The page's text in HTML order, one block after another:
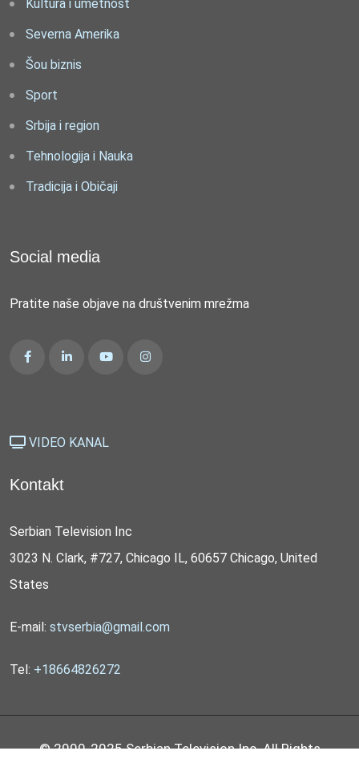
Kultura i umetnost
Severna Amerika
Šou biznis
Sport
Srbija i region
Tehnologija i Nauka
Tradicija i Običaji
Social media
Pratite naše objave na društvenim mrežma
VIDEO KANAL
Kontakt
Serbian Television Inc
3023 N. Clark, #727, Chicago IL, 60657 Chicago, United
States
E-mail: stvserbia@gmail.com
Tel: +18664826272
© 2000-2025 Serbian Television Inc. All Rights